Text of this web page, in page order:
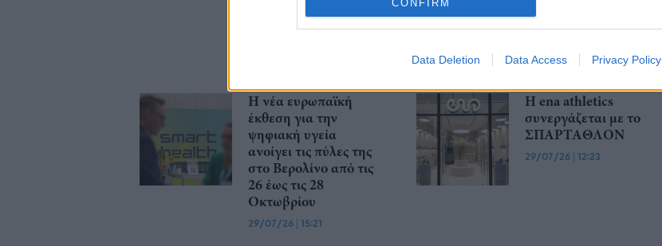
CONFIRM
Data Deletion Data Access Privacy Policy
διοργανώνοντας
ταξίδια στην Πράγα
τετραήμερο 15-18
Οκτωβρίου 2026
16:34
Η νέα ευρωπαϊκή
έκθεση για την
ψηφιακή υγεία
ανοίγει τις πύλες της
στο Βερολίνο από τις
26 έως τις 28
Οκτωβρίου
29/07/26 | 15:21
Η ena athletics
συνεργάζεται με το
ΣΠΑΡΤΑΘΛΟΝ
29/07/26 | 12:23